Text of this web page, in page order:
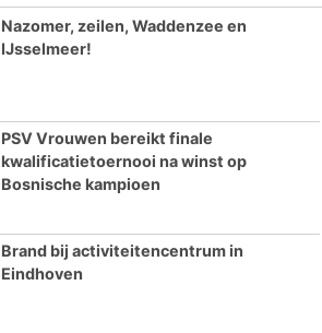
Nazomer, zeilen, Waddenzee en
IJsselmeer!
PSV Vrouwen bereikt finale
kwalificatietoernooi na winst op
Bosnische kampioen
Brand bij activiteitencentrum in
Eindhoven